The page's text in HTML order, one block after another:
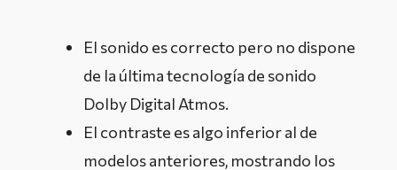
El sonido es correcto pero no dispone
de la última tecnología de sonido
Dolby Digital Atmos.
El contraste es algo inferior al de
modelos anteriores, mostrando los